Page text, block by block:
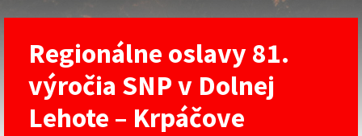
Regionálne oslavy 81.
výročia SNP v Dolnej
Lehote – Krpáčove